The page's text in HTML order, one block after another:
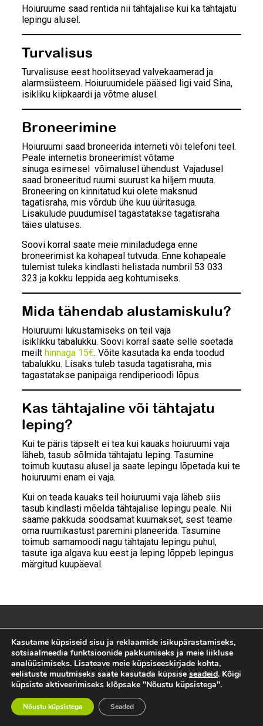
Hoiuruume saad rentida nii tähtajalise kui ka tähtajatu
lepingu alusel.
Turvalisus
Turvalisuse eest hoolitsevad valvekaamerad ja
alarmsüsteem. Hoiuruumidele pääsed ligi vaid Sina,
isikliku kiipkaardi ja võtme alusel.
Broneerimine
Hoiuruumi saad broneerida interneti või telefoni teel.
Peale internetis broneerimist võtame
sinuga esimesel võimalusel ühendust. Vajadusel
saad broneeritud ruumi suurust ka hiljem muuta.
Broneering on kinnitatud kui olete maksnud
tagatisraha, mis võrdub ühe kuu üüritasuga.
Lisakulude puudumisel tagastatakse tagatisraha
täies ulatuses.
Soovi korral saate meie miniladudega enne
broneerimist ka kohapeal tutvuda. Enne kohapeale
tulemist tuleks kindlasti helistada numbril 53 033
323 ja kokku leppida aeg kohtumiseks.
Mida tähendab alustamiskulu?
Hoiuruumi lukustamiseks on teil vaja
isiklikku tabalukku. Soovi korral saate selle soetada
meilt hinnaga 15€. Võite kasutada ka enda toodud
tabalukku. Lisaks tuleb tasuda tagatisraha, mis
tagastatakse panipaiga rendiperioodi lõpus.
Kas tähtajaline või tähtajatu
leping?
Kui te päris täpselt ei tea kui kauaks hoiuruumi vaja
läheb, tasub sõlmida tähtajatu leping. Tasumine
toimub kuutasu alusel ja saate lepingu lõpetada kui te
hoiuruumi enam ei vaja.
Kui on teada kauaks teil hoiuruumi vaja läheb siis
tasub kindlasti mõelda tähtajalise lepingu peale. Nii
saame pakkuda soodsamat kuumakset, sest teame
oma ruumikastust paremini planeerida. Tasumine
toimub samamoodi nagu tähtajatu lepingu puhul,
tasute iga algava kuu eest ja leping lõppeb lepingus
märgitud kuupäeval.
ASUKOHAD
JÄRVE
Kasutame küpsiseid sisu ja reklaamide isikupärastamiseks,
sotsiaalmeedia funktsioonide pakkumiseks ja meie liikluse
analüüsimiseks. Lisateave meie küpsiseeskirjade kohta,
eelistuste muutmiseks saate kasutada küpsise seadeid. Kõigi
küpsiste aktiveerimiseks klõpsake "Nõustu küpsistega".
Nõustu küpsistega Seaded